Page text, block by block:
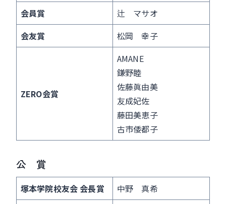
会員賞
辻 マサオ
会友賞
松岡 幸子
ZERO会賞
AMANE
鎌野睦
佐藤眞由美
友成妃佐
藤田美恵子
古市倭都子
公 賞
塚本学院校友会 会長賞
中野 真希